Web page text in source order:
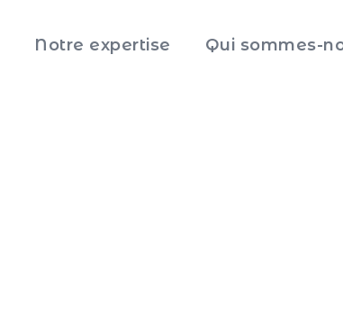
Notre expertise Qui sommes-